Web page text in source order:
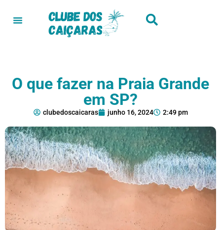
O que fazer na Praia Grande
em SP?
clubedoscaicaras junho 16, 2024 2:49 pm